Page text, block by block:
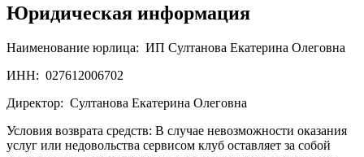
Юридическая информация
Наименование юрлица: ИП Султанова Екатерина Олеговна
ИНН: 027612006702
Директор: Султанова Екатерина Олеговна
Условия возврата средств: В случае невозможности оказания
услуг или недовольства сервисом клуб оставляет за собой